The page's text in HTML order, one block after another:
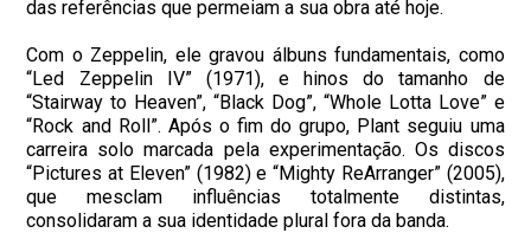
das referências que permeiam a sua obra até hoje.
Com o Zeppelin, ele gravou álbuns fundamentais, como
“Led Zeppelin IV” (1971), e hinos do tamanho de
“Stairway to Heaven”, “Black Dog”, “Whole Lotta Love” e
“Rock and Roll”. Após o fim do grupo, Plant seguiu uma
carreira solo marcada pela experimentação. Os discos
“Pictures at Eleven” (1982) e “Mighty ReArranger” (2005),
que mesclam influências totalmente distintas,
consolidaram a sua identidade plural fora da banda.